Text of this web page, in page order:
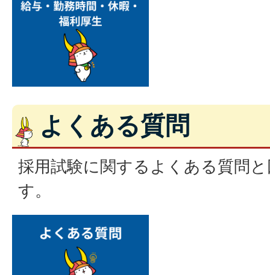
よくある質問
採用試験に関するよくある質問
す。